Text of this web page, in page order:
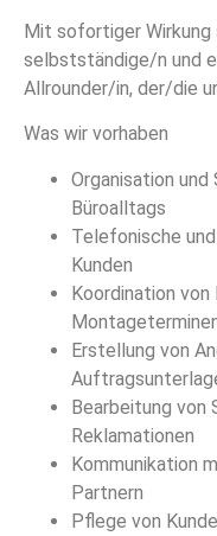
Mit sofortiger Wirkung
selbstständige/n und
Allrounder/in, der/die
Was wir vorhaben
Organisation
Büroalltags
Telefonische
Kunden
Koordination von
Erstellung von
Bearbeitung von
Reklamationen
Kommunikation
Partnern
Pflege von